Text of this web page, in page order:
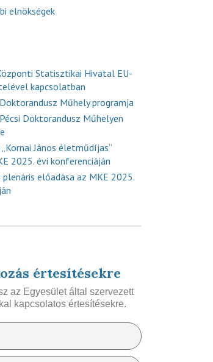
elnökségek
Statisztikai Hivatal EU-
kapcsolatban
Műhely programja
Doktorandusz Műhelyen
János életműdíjas”
2025. évi konferenciáján
előadása az MKE 2025.
értesítésekre
az Egyesület által szervezett
kapcsolatos értesítésekre.